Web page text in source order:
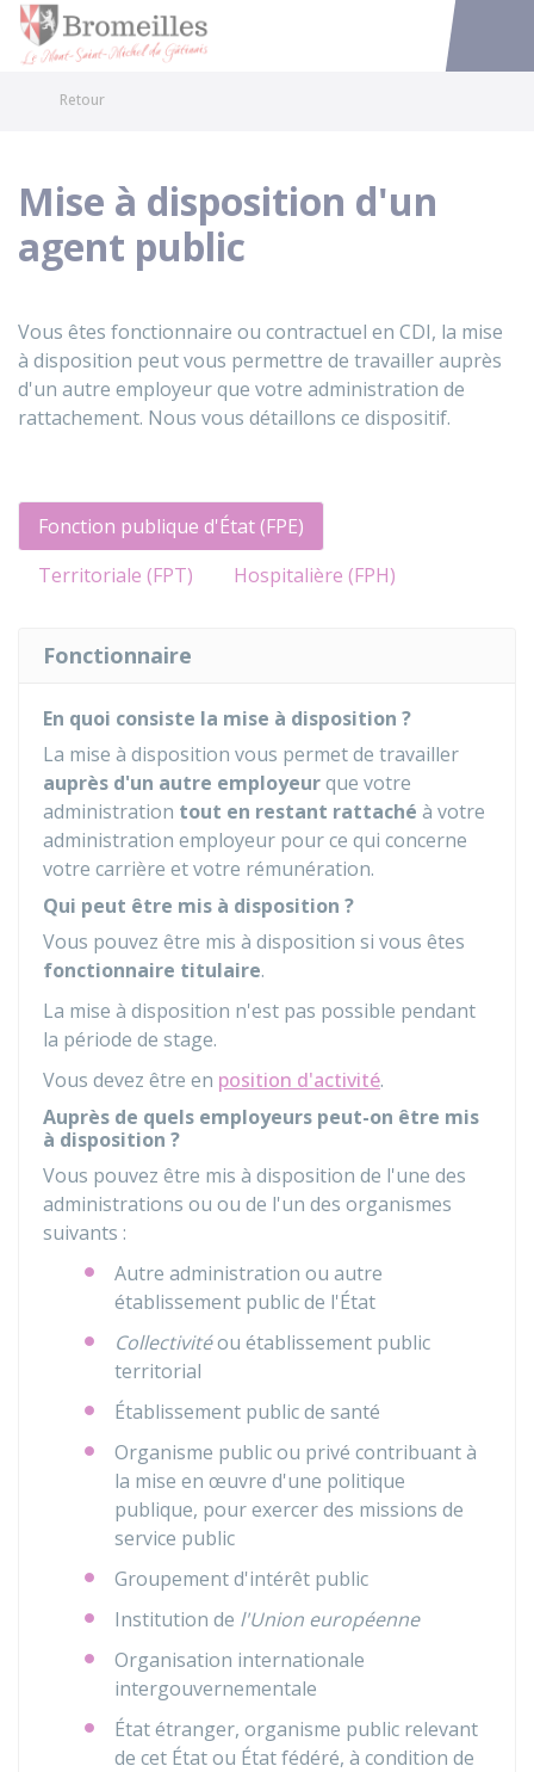
Accéder
Retour
Mise à disposition d'un
agent public
Vous êtes fonctionnaire ou contractuel en CDI, la mise
à disposition peut vous permettre de travailler auprès
d'un autre employeur que votre administration de
rattachement. Nous vous détaillons ce dispositif.
Fonction publique d'État (FPE)
Territoriale (FPT)
Hospitalière (FPH)
Fonctionnaire
En quoi consiste la mise à disposition ?
La mise à disposition vous permet de travailler
auprès d'un autre employeurque votre
administration tout en restant rattaché à votre
administration employeur pour ce qui concerne
votre carrière et votre rémunération.
Qui peut être mis à disposition ?
Vous pouvez être mis à disposition si vous êtes
fonctionnaire titulaire.
La mise à disposition n'est pas possible pendant
la période de stage.
Vous devez être en position d'activité.
Auprès de quels employeurs peut-on être mis
à disposition ?
Vous pouvez être mis à disposition de l'une des
administrations ou ou de l'un des organismes
suivants :
Autre administration ou autre
établissement public de l'État
Collectivitéou établissement public
territorial
Établissement public de santé
Organisme public ou privé contribuant à
la mise en œuvre d'une politique
publique, pour exercer des missions de
service public
Groupement d'intérêt public
Institution de l'Union européenne
Organisation internationale
intergouvernementale
État étranger, organisme public relevant
de cet État ou État fédéré, à condition de